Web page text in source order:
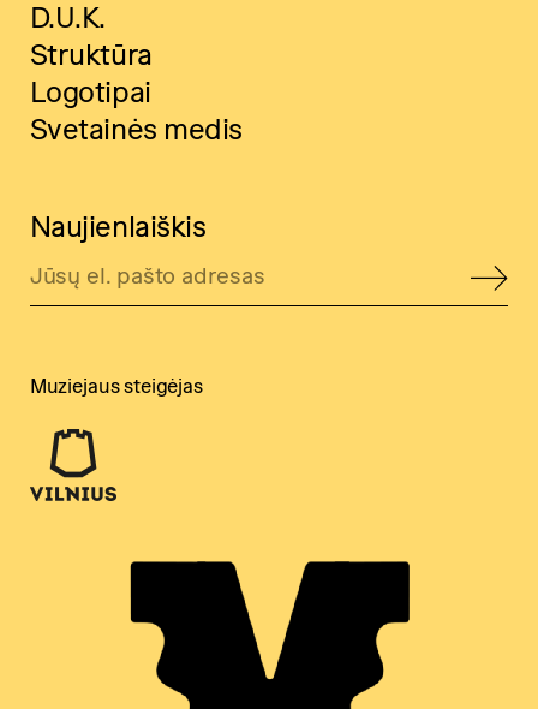
D.U.K.
Struktūra
Logotipai
Svetainės medis
Naujienlaiškis
Muziejaus steigėjas